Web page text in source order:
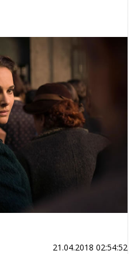
21.04.2018 02:54:52